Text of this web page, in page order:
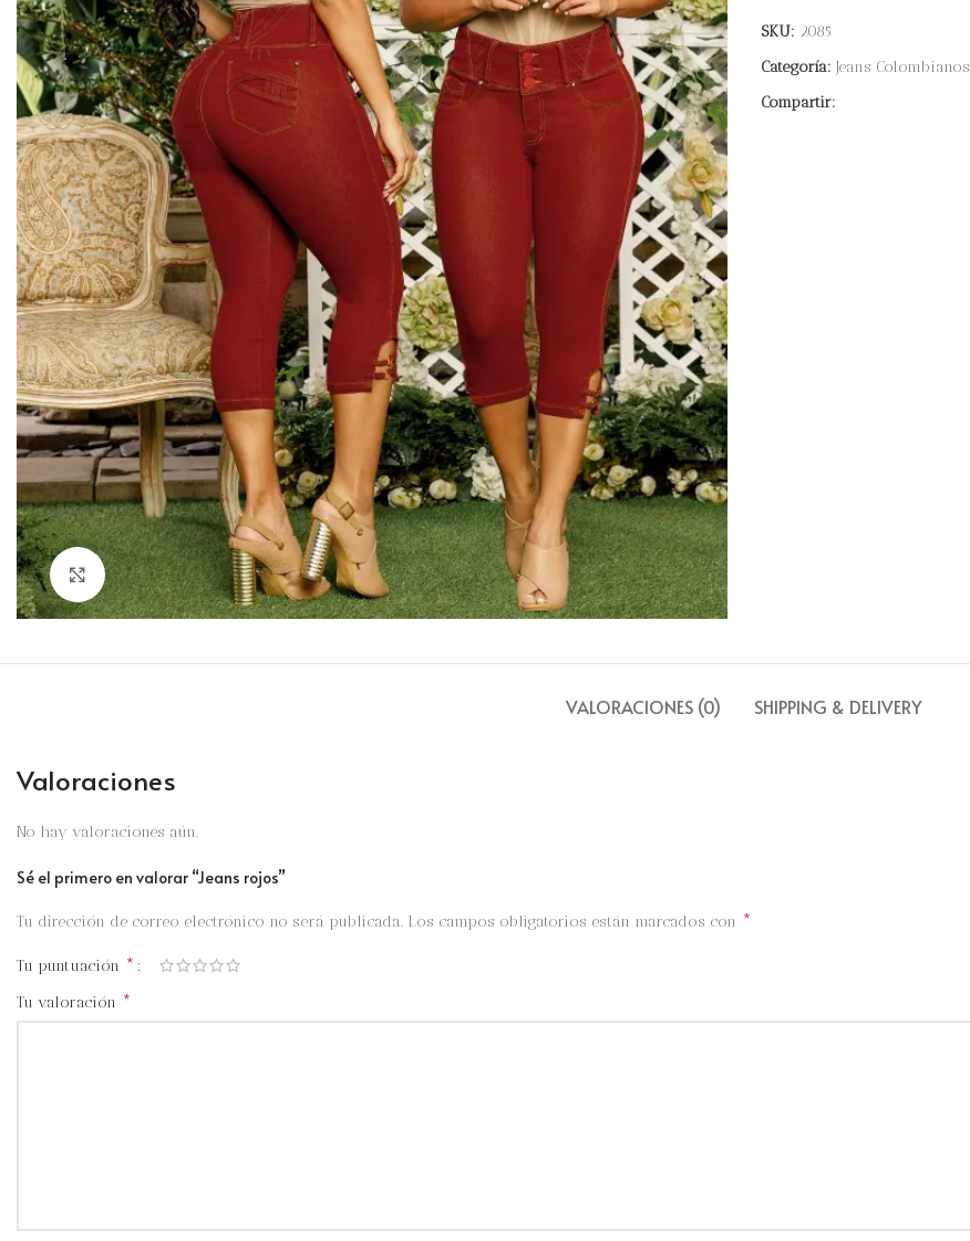
Clic para ampliar
SKU: 2085
Categoría: Jeans Colombianos
Compartir:
VALORACIONES (0) SHIPPING & DELIVERY
Valoraciones
No hay valoraciones aún.
Sé el primero en valorar “Jeans rojos”
Tu dirección de correo electrónico no será publicada. Los campos obligatorios están marcados con *
Tu puntuación *
Tu valoración *